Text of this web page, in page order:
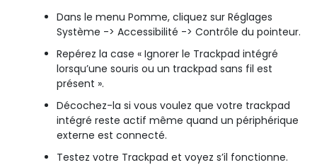
Dans le menu Pomme, cliquez sur Réglages
Système -> Accessibilité -> Contrôle du pointeur.
Repérez la case « Ignorer le Trackpad intégré
lorsqu’une souris ou un trackpad sans fil est
présent ».
Décochez-la si vous voulez que votre trackpad
intégré reste actif même quand un périphérique
externe est connecté.
Testez votre Trackpad et voyez s’il fonctionne.